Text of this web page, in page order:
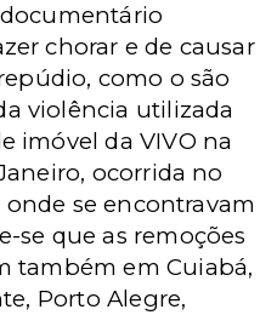
chorar e de causar
como o são
violência utilizada
imóvel da VIVO na
ocorrida no
onde se encontravam
se que as remoções
também em Cuiabá,
Porto Alegre,